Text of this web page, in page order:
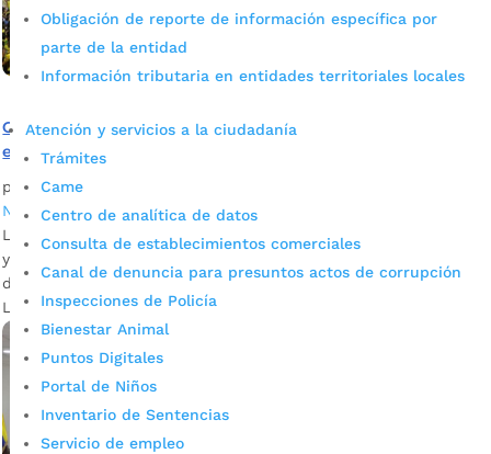
Obligación de reporte de información específica por
parte de la entidad
Información tributaria en entidades territoriales locales
Atención y servicios a la ciudadanía
Trámites
Came
Centro de analítica de datos
Consulta de establecimientos comerciales
Canal de denuncia para presuntos actos de corrupción
Inspecciones de Policía
Bienestar Animal
Puntos Digitales
Portal de Niños
Inventario de Sentencias
Servicio de empleo
Conozca las medidas de seguridad para el partido entre
el Atlético Bucaramanga y América
por Daniel Leonardo Quintero Duarte
Noticias
La Comisión Local de Fútbol tomó algunas determinaciones
y protocolos para el partido que se disputará el próximo 31
de agosto, a partir de las 8:05 p.m., en el estadio Alfonso
López.